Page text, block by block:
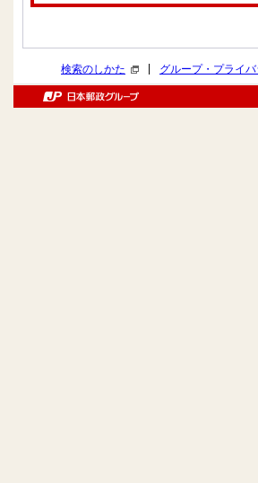
検索のしかた グループ・プライ